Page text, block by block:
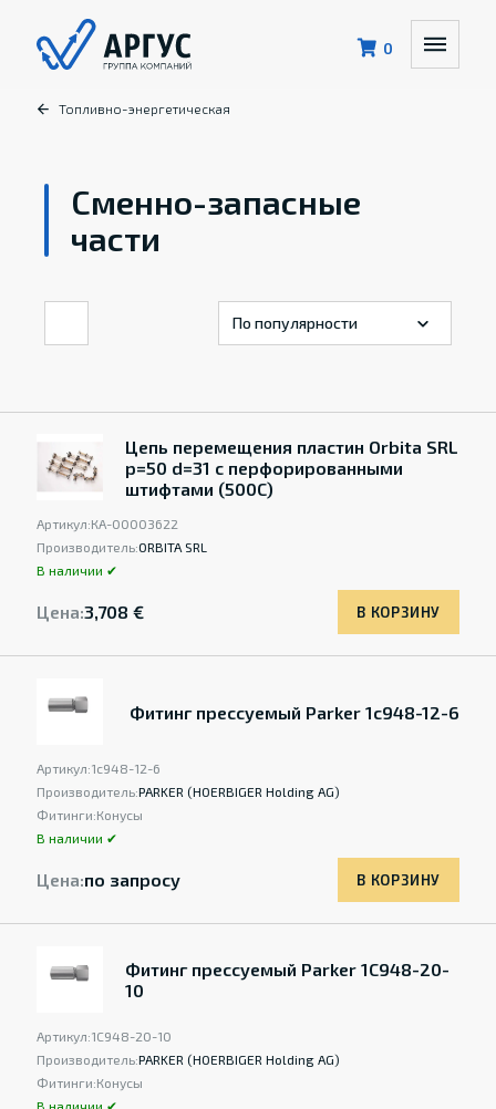
0
Топливно-энергетическая
Сменно-запасные
части
Цепь перемещения пластин Orbita SRL
p=50 d=31 с перфорированными
штифтами (500C)
Артикул:КА-00003622
Производитель:ORBITA SRL
В наличии ✔
Цена:3,708 € В КОРЗИНУ
Фитинг прессуемый Parker 1c948-12-6
Артикул:1c948-12-6
Производитель:PARKER (HOERBIGER Holding AG)
Фитинги:Конусы
В наличии ✔
Цена:по запросу В КОРЗИНУ
Фитинг прессуемый Parker 1C948-20-
10
Артикул:1C948-20-10
Производитель:PARKER (HOERBIGER Holding AG)
Фитинги:Конусы
В наличии ✔